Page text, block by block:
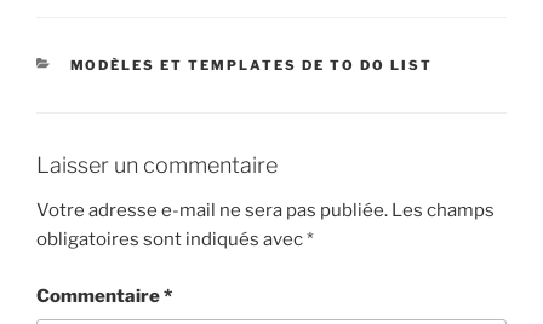
CATÉGORIES
MODÈLES ET TEMPLATES DE TO DO LIST
Laisser un commentaire
Votre adresse e-mail ne sera pas publiée. Les champs
obligatoires sont indiqués avec*
Commentaire*